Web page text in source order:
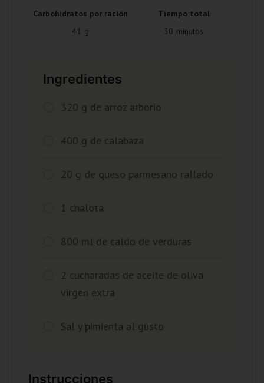
Carbohidratos por ración
41 g
Tiempo total
30 minutos
Ingredientes
320 g de arroz arborio
400 g de calabaza
20 g de queso parmesano rallado
1 chalota
800 ml de caldo de verduras
2 cucharadas de aceite de oliva
virgen extra
Sal y pimienta al gusto
Instrucciones